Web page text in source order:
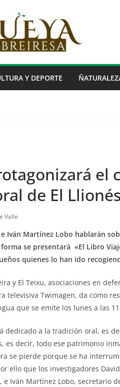
Y DEPORTE
el
de El
Valle
e Iván Martínez Lobo hablarán
se presentará «El Libro
quienes lo han ido
y El Teixu, asociaciones en
televisiva Twimagen, da como
que se emite los lunes a las
dedicado a la tradición oral, es
es decir, todo ese patrimonio
se pierde porque se ha
ello que los investigadores
e Iván Martínez Lobo, secretario